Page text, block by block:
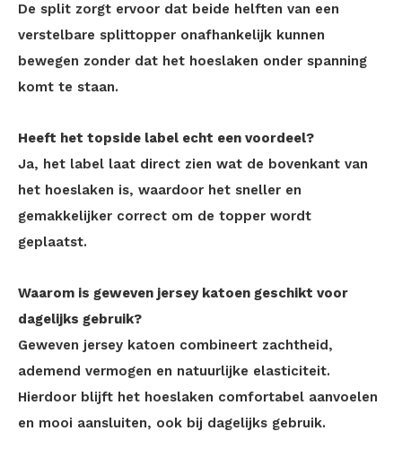
De split zorgt ervoor dat beide helften van een
verstelbare splittopper onafhankelijk kunnen
bewegen zonder dat het hoeslaken onder spanning
komt te staan.
Heeft het topside label echt een voordeel?
Ja, het label laat direct zien wat de bovenkant van
het hoeslaken is, waardoor het sneller en
gemakkelijker correct om de topper wordt
geplaatst.
Waarom is geweven jersey katoen geschikt voor
dagelijks gebruik?
Geweven jersey katoen combineert zachtheid,
ademend vermogen en natuurlijke elasticiteit.
Hierdoor blijft het hoeslaken comfortabel aanvoelen
en mooi aansluiten, ook bij dagelijks gebruik.